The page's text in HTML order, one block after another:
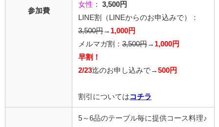
参加費
女性 ：
3,500円
LINE割
（LINEからのお申込みで）
：
3,500円 → 1,000円
メルマガ割： 3,500円 → 1,000円
早割！
2/23迄のお申し込みで → 500円
割引については コチラ
5～6品のテーブル毎に提供コース料理♪